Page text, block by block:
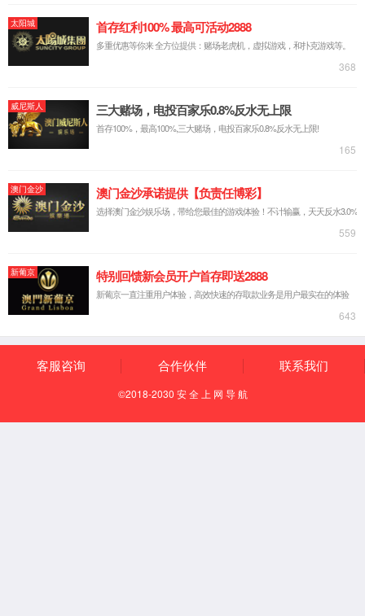
max/min/max-min。
具有数值锁定功能。
任意位置置零。
公差设置，超差报警。
高精度。
表盘不同方向夹持可旋转-270°~0°。
外置测量数据无线传输装置(P1805A)。
IP54防护等级。
产品结构图